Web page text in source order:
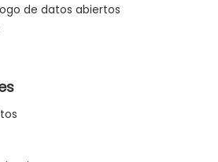
de datos abiertos